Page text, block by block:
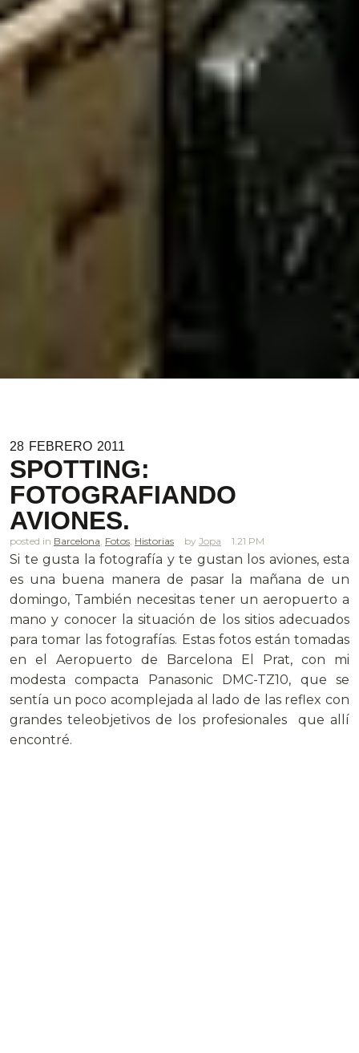
28 FEBRERO 2011
SPOTTING:
FOTOGRAFIANDO
AVIONES.
posted in Barcelona Fotos Historias Jopa 1.21 PM
Si te gusta la fotografía y te gustan los aviones, esta
es una buena manera de pasar la mañana de un
domingo, También necesitas tener un aeropuerto a
mano y conocer la situación de los sitios adecuados
para tomar las fotografías. Estas fotos están tomadas
en el Aeropuerto de Barcelona El Prat, con mi
modesta compacta Panasonic DMC-TZ10, que se
sentía un poco acomplejada al lado de las reflex con
grandes teleobjetivos de los profesionales que allí
encontré.